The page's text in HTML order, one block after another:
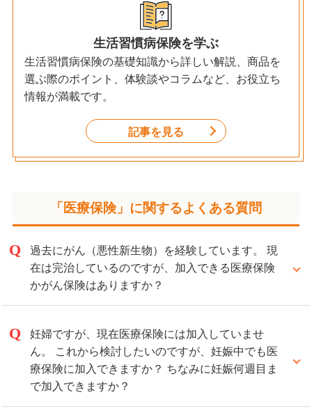
生活習慣病保険を学ぶ
生活習慣病保険の基礎知識から詳しい解説、商品を
選ぶ際のポイント、体験談やコラムなど、お役立ち
情報が満載です。
記事を見る
「医療保険」に関するよくある質問
過去にがん（悪性新生物）を経験しています。 現
在は完治しているのですが、加入できる医療保険
かがん保険はありますか？
過去にがん（悪性新生物）を経験していても、完治後
5年以上経過している場合には一般の医療保険をご案
内できることもあります。
また、がんを経験された方のためのがん保険もご案内
できます。
保険の種類および保険会社によって、現在の健康状態
妊婦ですが、現在医療保険には加入していませ
ん。 これから検討したいのですが、妊娠中でも医
療保険に加入できますか？ ちなみに妊娠何週目ま
で加入できますか？
妊娠中のご加入は、保険会社によって取り扱いが異な